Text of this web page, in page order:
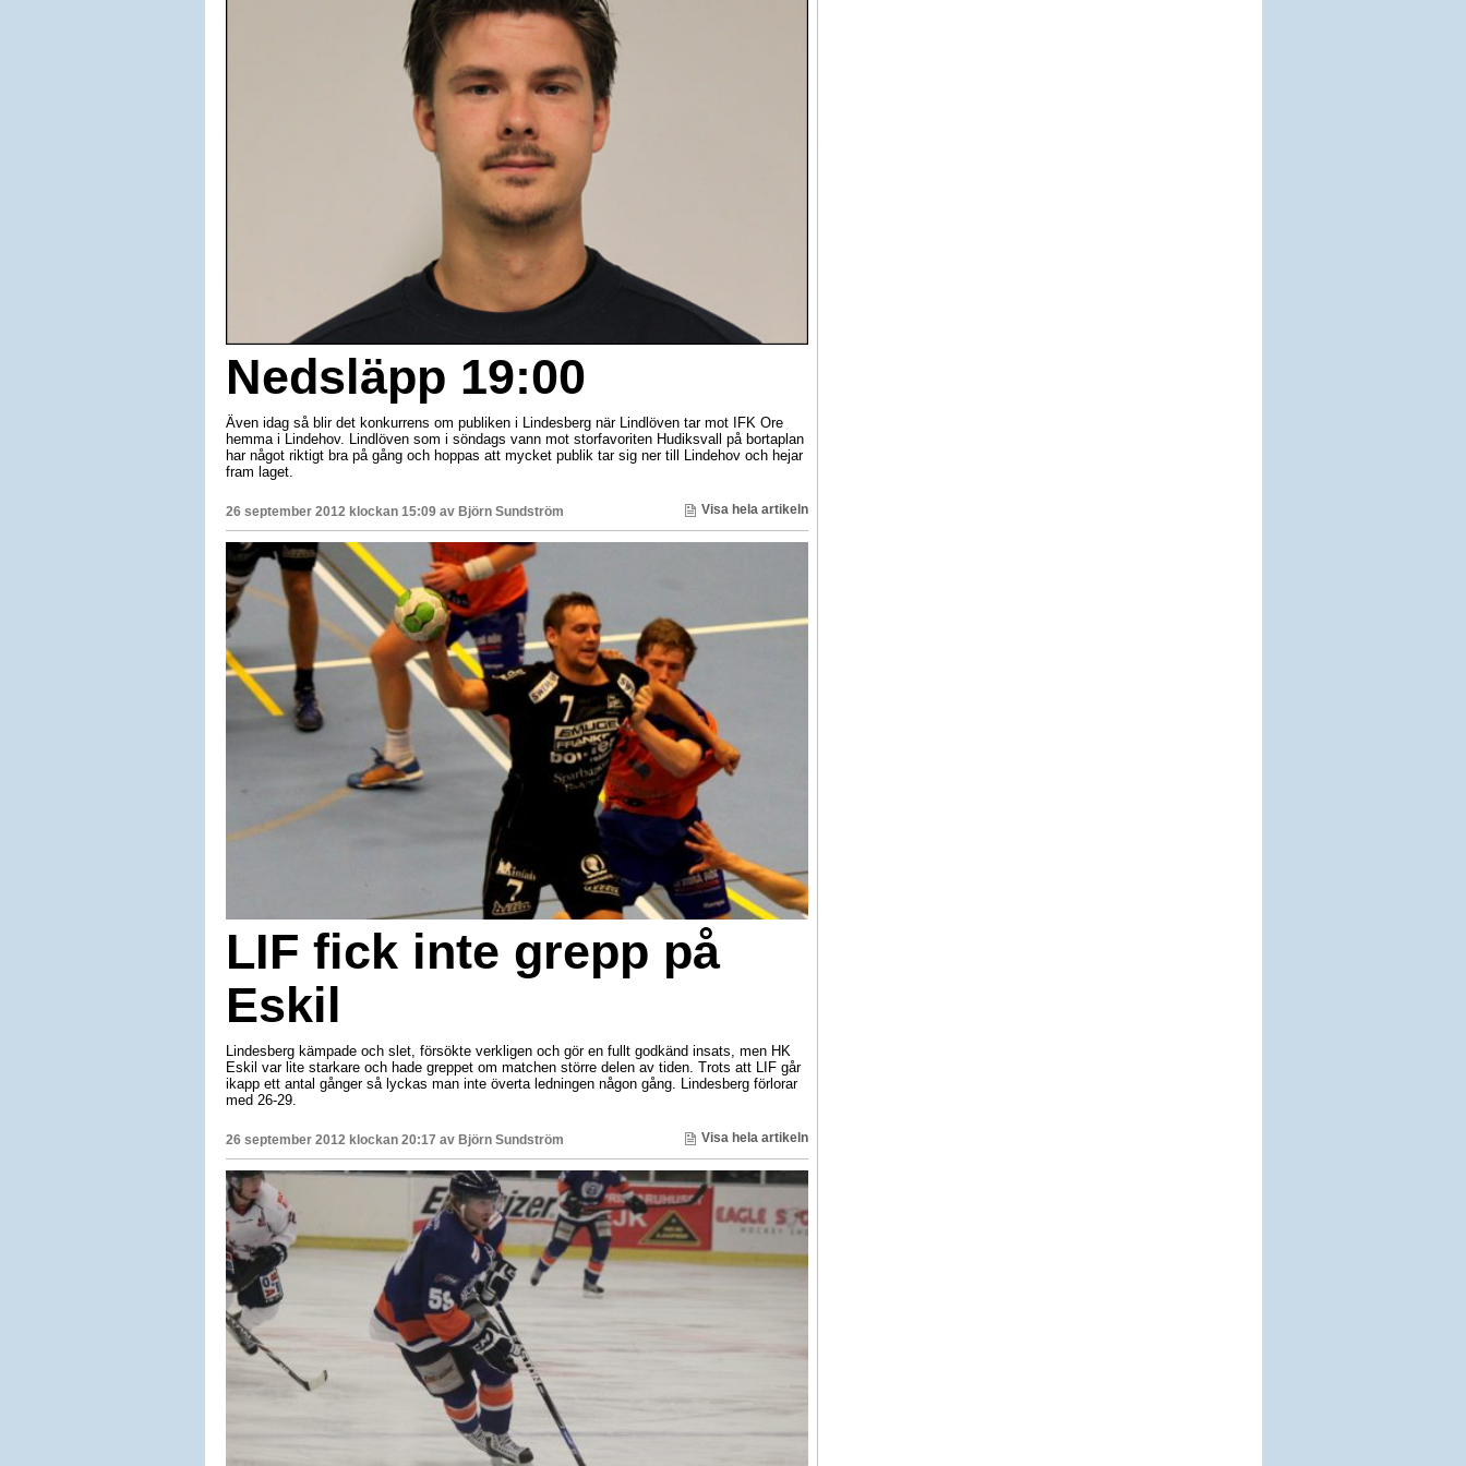
Nedsläpp 19:00
Även idag så blir det konkurrens om publiken i Lindesberg när Lindlöven tar mot IFK Ore
hemma i Lindehov. Lindlöven som i söndags vann mot storfavoriten Hudiksvall på bortaplan
har något riktigt bra på gång och hoppas att mycket publik tar sig ner till Lindehov och hejar
fram laget.
26 september 2012 klockan 15:09 av Björn Sundström Visa hela artikeln
LIF fick inte grepp på
Eskil
Lindesberg kämpade och slet, försökte verkligen och gör en fullt godkänd insats, men HK
Eskil var lite starkare och hade greppet om matchen större delen av tiden. Trots att LIF går
ikapp ett antal gånger så lyckas man inte överta ledningen någon gång. Lindesberg förlorar
med 26-29.
26 september 2012 klockan 20:17 av Björn Sundström Visa hela artikeln